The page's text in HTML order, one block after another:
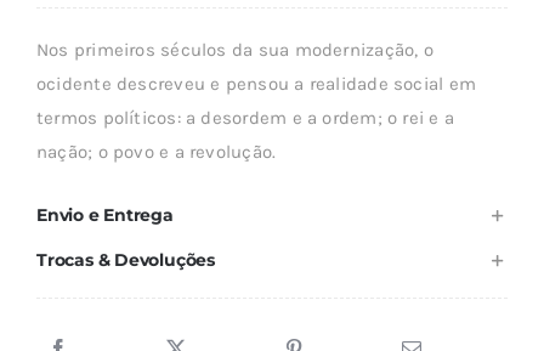
Nos primeiros séculos da sua modernização, o
ocidente descreveu e pensou a realidade social em
termos políticos: a desordem e a ordem; o rei e a
nação; o povo e a revolução.
Envio e Entrega
Trocas & Devoluções